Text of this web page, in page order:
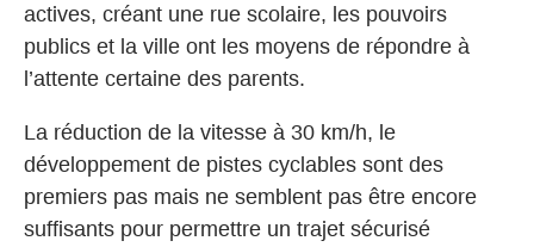
actives, créant une rue scolaire, les pouvoirs
publics et la ville ont les moyens de répondre à
l’attente certaine des parents.
La réduction de la vitesse à 30 km/h, le
développement de pistes cyclables sont des
premiers pas mais ne semblent pas être encore
suffisants pour permettre un trajet sécurisé